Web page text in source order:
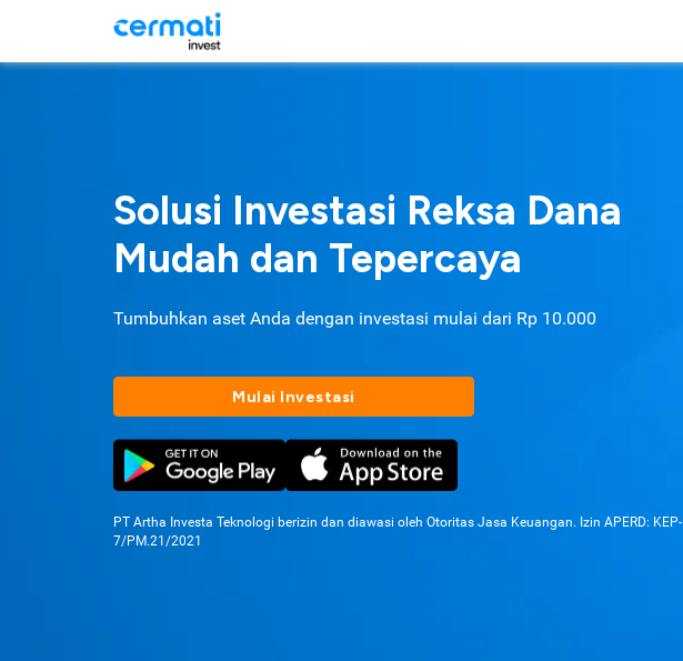
Solusi Investasi Reksa Dana
Mudah dan Tepercaya
Tumbuhkan aset Anda dengan investasi mulai dari Rp 10.000
Mulai Investasi
PT Artha Investa Teknologi berizin dan diawasi oleh Otoritas Jasa Keuangan. Izin APERD: KEP-
7/PM.21/2021